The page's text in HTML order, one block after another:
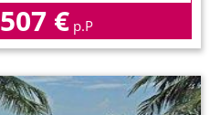
507 € p.P